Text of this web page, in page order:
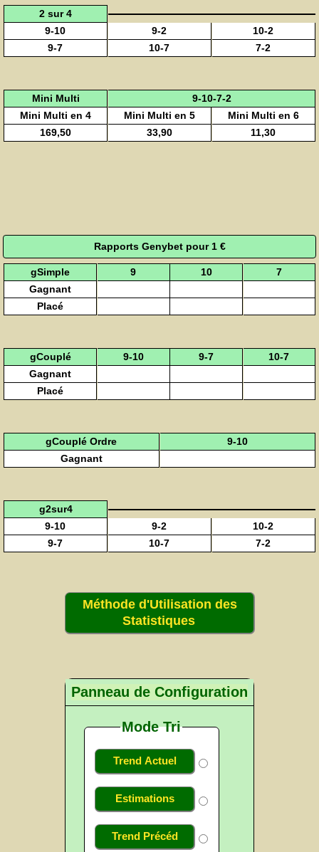
2 sur 4
9-10
9-2
10-2
9-7
10-7 7-2
Mini Multi
9-10-7-2
Mini Multi en 4
Mini Multi en 5
Mini Multi en 6
169,50
33,90 11,30
Rapports Genybet pour 1 €
gSimple 9 10
7
Gagnant
Placé
gCouplé 9-10 9-7
10-7
Gagnant
Placé
gCouplé Ordre
9-10
Gagnant
g2sur4
9-10
9-2
10-2
9-7
10-7 7-2
Méthode d'Utilisation des
Statistiques
Panneau de Configuration
Mode Tri
Trend Actuel
Estimations
Trend Précéd